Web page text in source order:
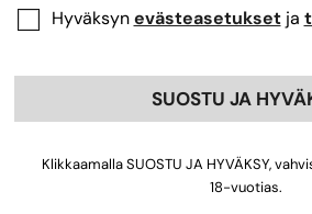
itävyydellä.
SELAA LUETTELOA
Hyväksynevästeasetuksetja
SUOSTU JA
Klikkaamalla SUOSTU JA HYVÄKSY,
18-vuotias.